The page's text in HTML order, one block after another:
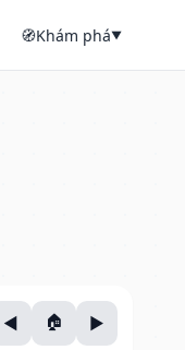
🧭Khám phá▼